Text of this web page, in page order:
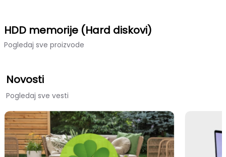
HDD memorije (Hard diskovi)
Pogledaj sve proizvode
Novosti
Pogledaj sve vesti